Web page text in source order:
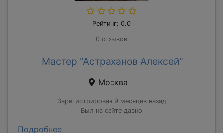
Рейтинг: 0.0
0 отзывов
Мастер "Астраханов Алексей"
Москва
Зарегистрирован 9 месяцев назад
Был на сайте давно
Подробнее